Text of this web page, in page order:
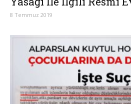
8 Temmuz 2019